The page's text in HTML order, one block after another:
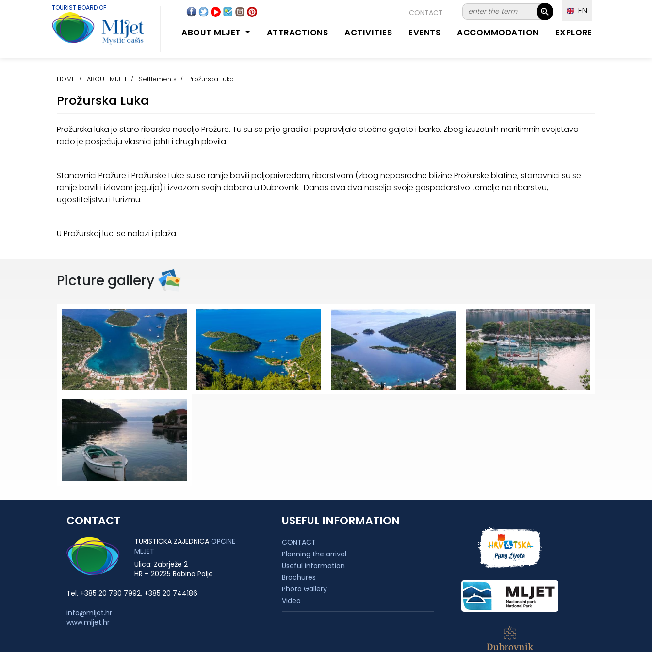
CONTACT EN
TOURIST BOARD OF
ABOUT MLJET ATTRACTIONS ACTIVITIES EVENTS ACCOMMODATION EXPLORE
HOME ABOUT MLJET Settlements Prožurska Luka
Prožurska Luka
Prožurska luka je staro ribarsko naselje Prožure. Tu su se prije gradile i popravljale otočne gajete i barke. Zbog izuzetnih maritimnih svojstava
rado je posjećuju vlasnici jahti i drugih plovila.
Stanovnici Prožure i Prožurske Luke su se ranije bavili poljoprivredom, ribarstvom (zbog neposredne blizine Prožurske blatine, stanovnici su se
ranije bavili i izlovom jegulja) i izvozom svojh dobara u Dubrovnik. Danas ova dva naselja svoje gospodarstvo temelje na ribarstvu,
ugostiteljstvu i turizmu.
U Prožurskoj luci se nalazi i plaža.
Picture gallery
CONTACT
TURISTIČKA ZAJEDNICA OPĆINE
MLJET
Ulica: Zabrježe 2
HR – 20225 Babino Polje
Tel. +385 20 780 7992, +385 20 744186
info@mljet.hr
www.mljet.hr
USEFUL INFORMATION
CONTACT
Planning the arrival
Useful information
Brochures
Photo Gallery
Video